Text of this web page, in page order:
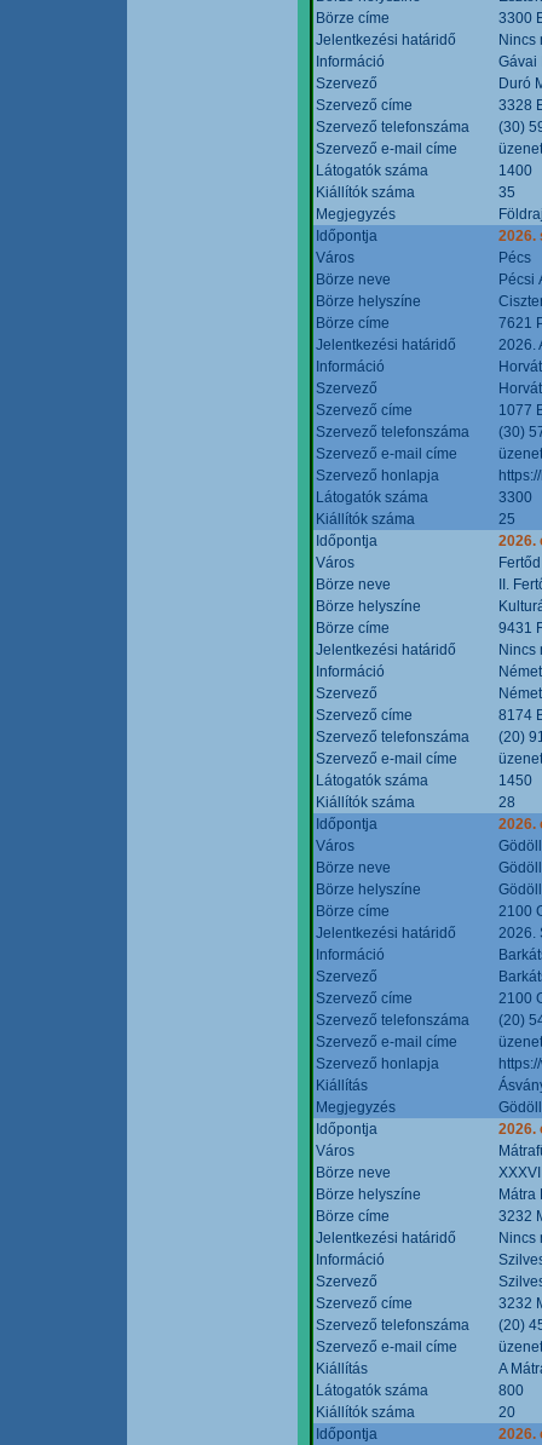
Börze címe
3300
Jelentkezési határidő
Nincs
Információ
Gávai
Szervező
Duró
Szervező címe
3328
Szervező telefonszáma
(30)
Szervező e-mail címe
Látogatók száma
1400
Kiállítók száma
35
Megjegyzés
Időpontja
2026.
Város
Pécs
Börze neve
Pécsi
Börze helyszíne
Börze címe
7621
Jelentkezési határidő
2026.
Információ
Szervező
Szervező címe
1077
Szervező telefonszáma
(30)
Szervező e-mail címe
Szervező honlapja
Látogatók száma
3300
Kiállítók száma
25
Időpontja
2026.
Város
Fertőd
Börze neve
II.
Börze helyszíne
Börze címe
9431
Jelentkezési határidő
Nincs
Információ
Szervező
Szervező címe
8174
Szervező telefonszáma
(20)
Szervező e-mail címe
Látogatók száma
1450
Kiállítók száma
28
Időpontja
2026.
Város
Börze neve
Börze helyszíne
Börze címe
2100
Jelentkezési határidő
2026.
Információ
Szervező
Szervező címe
2100
Szervező telefonszáma
(20)
Szervező e-mail címe
Szervező honlapja
Kiállítás
Megjegyzés
Időpontja
2026.
Város
Börze neve
Börze helyszíne
Mátra
Börze címe
3232
Jelentkezési határidő
Nincs
Információ
Szervező
Szervező címe
3232
Szervező telefonszáma
(20)
Szervező e-mail címe
Kiállítás
A
Látogatók száma
800
Kiállítók száma
20
Időpontja
2026.